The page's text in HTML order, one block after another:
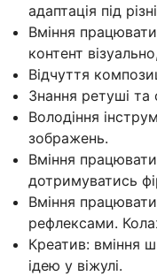
адаптація під
Вміння
контент
Відчуття
Знання ретуші
Володіння
зображень.
Вміння
дотримуватись
Вміння
рефлексами.
Креатив: вміння
ідею у віжулі.